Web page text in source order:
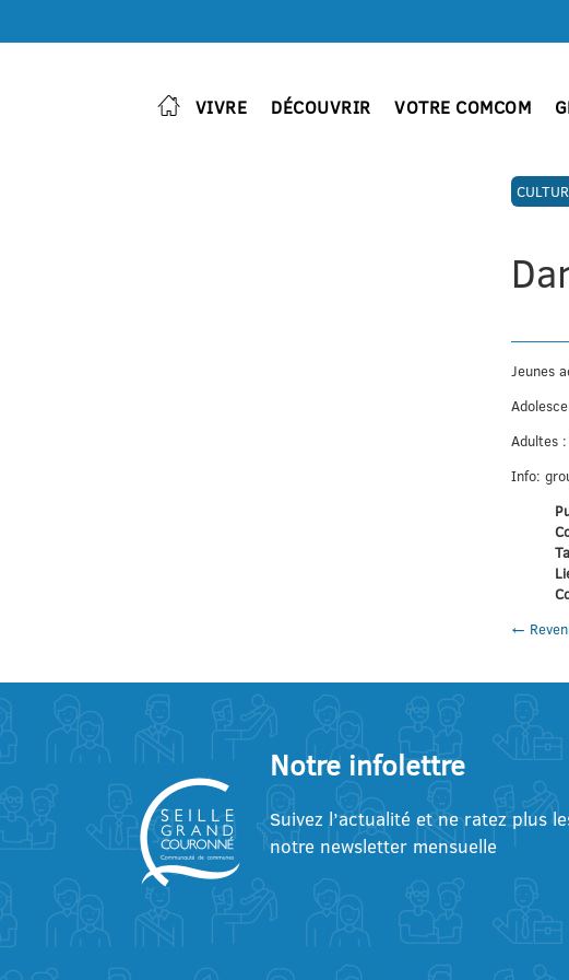
VIVRE DÉCOUVRIR VOTRE COMCOM
Jeunes
Adultes
Info:
←
Notre infolettre
Suivez l’actualité et ne ratez plus
notre newsletter mensuelle